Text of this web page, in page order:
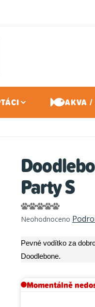
AKVA /
Party S
Průměrné
hodnocení
je
0,0
5
Neohodnoceno
Pevné vodítko za
Doodlebone.
Momentálně